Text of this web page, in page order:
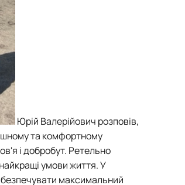
Юрій Валерійович розповів,
та комфортному
і добробут. Ретельно
умови життя. У
максимальний